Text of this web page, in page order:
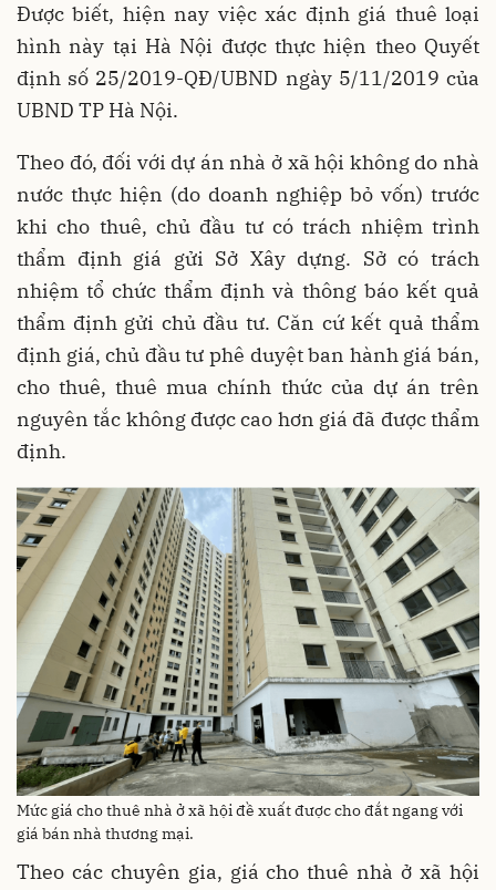
Được biết, hiện nay việc xác định giá thuê loại
hình này tại Hà Nội được thực hiện theo Quyết
định số 25/2019-QĐ/UBND ngày 5/11/2019 của
UBND TP Hà Nội.
Theo đó, đối với dự án nhà ở xã hội không do nhà
nước thực hiện (do doanh nghiệp bỏ vốn) trước
khi cho thuê, chủ đầu tư có trách nhiệm trình
thẩm định giá gửi Sở Xây dựng. Sở có trách
nhiệm tổ chức thẩm định và thông báo kết quả
thẩm định gửi chủ đầu tư. Căn cứ kết quả thẩm
định giá, chủ đầu tư phê duyệt ban hành giá bán,
cho thuê, thuê mua chính thức của dự án trên
nguyên tắc không được cao hơn giá đã được thẩm
định.
Mức giá cho thuê nhà ở xã hội đề xuất được cho đắt ngang với
giá bán nhà thương mại.
Theo các chuyên gia, giá cho thuê nhà ở xã hội